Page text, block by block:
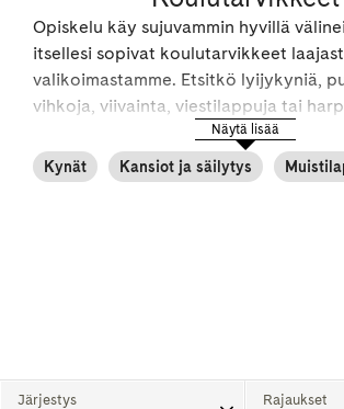
Opiskelu käy sujuvammin hyvillä
itsellesi sopivat koulutarvikkeet
valikoimastamme. Etsitkö lyijykyniä,
vihkoja, viivainta, viestilappuja tai
koululaiselle? Suomalaisesta
laadukkaat koulutarvikkeet
Näytä lisää
Kynät Kansiot ja säilytys
Järjestys Rajaukset